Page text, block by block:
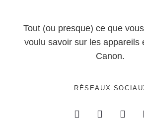
Tout (ou presque) ce que
voulu savoir sur les appareils
Canon.
RÉSEAUX